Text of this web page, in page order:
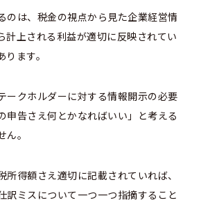
のは、税金の視点から見た企業経営情
計上される利益が適切に反映されてい
ます。
ークホルダーに対する情報開示の必要
申告さえ何とかなればいい」と考える
。
所得額さえ適切に記載されていれば、
訳ミスについて一つ一つ指摘すること